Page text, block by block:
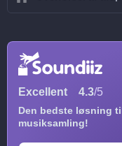
Excellent 4.3/5
Den bedste løsning
musiksamling!